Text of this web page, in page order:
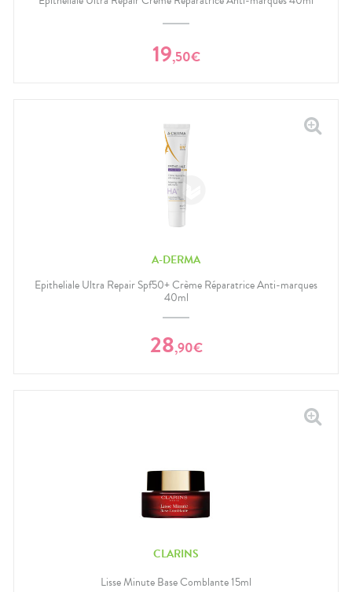
19,50€
A-DERMA
Epitheliale Ultra Repair Spf50+ Crème Réparatrice Anti-marques
40ml
28,90€
CLARINS
Lisse Minute Base Comblante 15ml